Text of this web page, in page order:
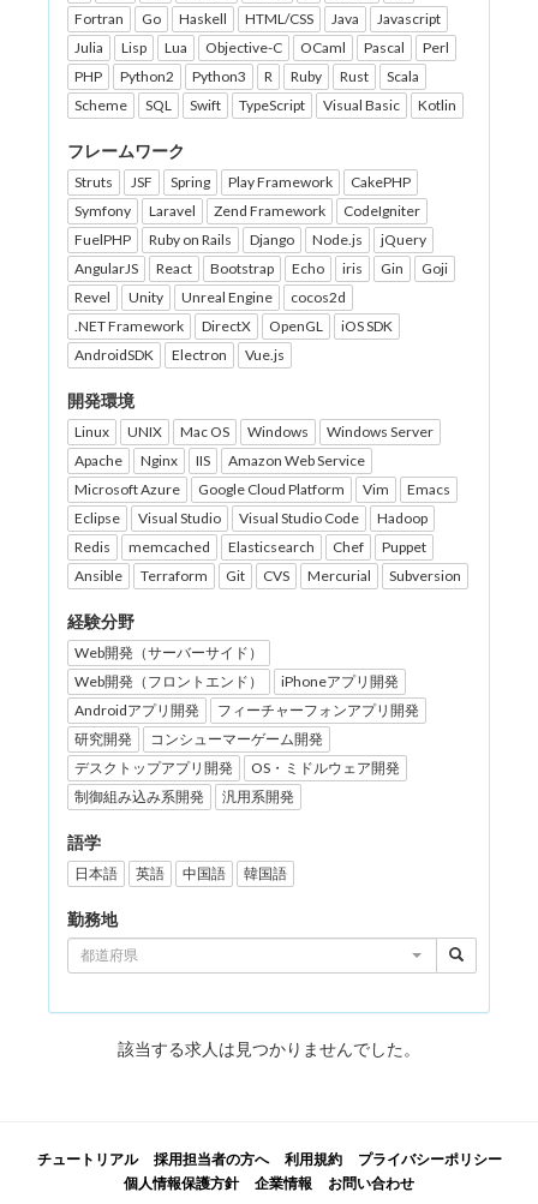
Fortran
Go Haskell HTML/CSS Java
Javascript
Julia
Lisp Lua Objective-C OCaml Pascal
Perl
PHP
Python2 Python3 R Ruby Rust
Scala
Scheme
SQL Swift TypeScript Visual Basic Kotlin
フレームワーク
Struts JSF Spring Play Framework
CakePHP
Symfony
Laravel Zend Framework
CodeIgniter
FuelPHP
Ruby on Rails Django Node.js
jQuery
AngularJS
React Bootstrap Echo iris Gin
Goji
Revel
Unity Unreal Engine
cocos2d
.NET Framework
DirectX OpenGL
iOS SDK
AndroidSDK
Electron Vue.js
開発環境
Linux UNIX Mac OS Windows
Windows Server
Apache
Nginx IIS
Amazon Web Service
Microsoft Azure
Google Cloud Platform Vim
Emacs
Eclipse
Visual Studio Visual Studio Code
Hadoop
Redis
memcached Elasticsearch Chef
Puppet
Ansible
Terraform Git CVS Mercurial Subversion
経験分野
Web開発（サーバーサイド）
Web開発（フロントエンド）
iPhoneアプリ開発
Androidアプリ開発
フィーチャーフォンアプリ開発
研究開発
コンシューマーゲーム開発
デスクトップアプリ開発
OS・ミドルウェア開発
制御組み込み系開発
汎用系開発
語学
日本語 英語 中国語 韓国語
勤務地
都道府県
該当する求人は見つかりませんでした。
チュートリアル 採用担当者の方へ 利用規約
プライバシーポリシー
個人情報保護方針
企業情報 お問い合わせ